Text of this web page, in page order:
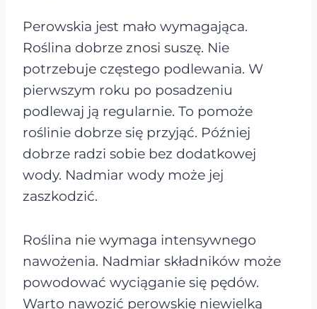
Perowskia jest mało wymagająca.
Roślina dobrze znosi suszę. Nie
potrzebuje częstego podlewania. W
pierwszym roku po posadzeniu
podlewaj ją regularnie. To pomoże
roślinie dobrze się przyjąć. Później
dobrze radzi sobie bez dodatkowej
wody. Nadmiar wody może jej
zaszkodzić.
Roślina nie wymaga intensywnego
nawożenia. Nadmiar składników może
powodować wyciąganie się pędów.
Warto nawozić perowskię niewielką